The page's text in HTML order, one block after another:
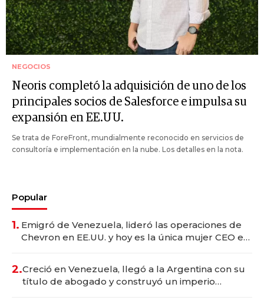
NEGOCIOS
Neoris completó la adquisición de uno de los
principales socios de Salesforce e impulsa su
expansión en EE.UU.
Se trata de ForeFront, mundialmente reconocido en servicios de
consultoría e implementación en la nube. Los detalles en la nota.
Popular
1. Emigró de Venezuela, lideró las operaciones de
Chevron en EE.UU. y hoy es la única mujer CEO en
2.Creció en Venezuela, llegó a la Argentina con su
título de abogado y construyó un imperio